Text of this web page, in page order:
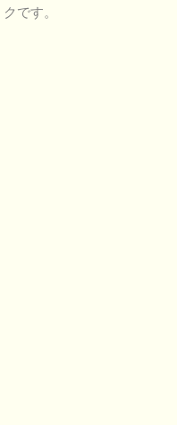
クです。